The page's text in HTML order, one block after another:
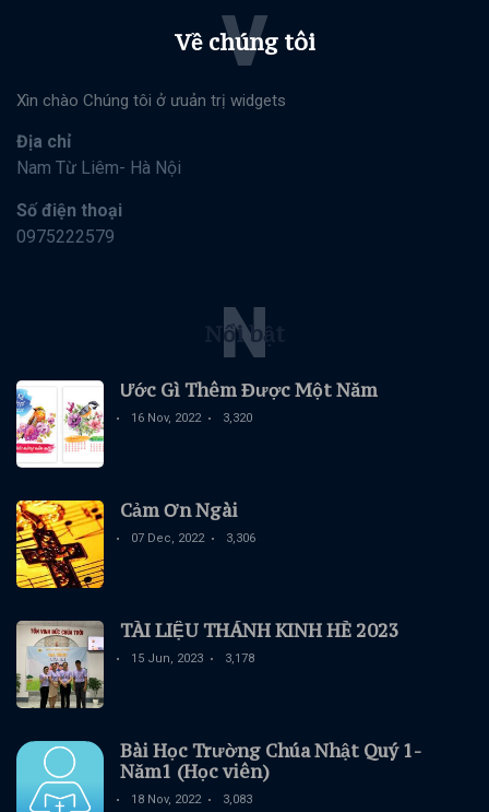
Về chúng tôi
V
Xìn chào Chúng tôi ở ưuản trị widgets
Địa chỉ
Nam Từ Liêm- Hà Nội
Số điện thoại
0975222579
Nổi bật
N
Ước Gì Thêm Được Một Năm
16 Nov, 2022 3,320
Cảm Ơn Ngài
07 Dec, 2022 3,306
TÀI LIỆU THÁNH KINH HÈ 2023
15 Jun, 2023 3,178
Bài Học Trường Chúa Nhật Quý 1-
Năm1 (Học viên)
18 Nov, 2022 3,083